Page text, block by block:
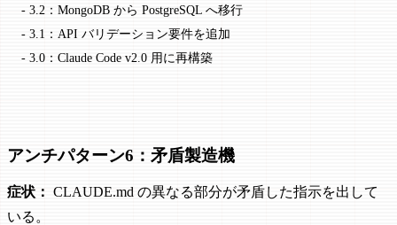
- 3.2：MongoDB から PostgreSQL へ移行
- 3.1：API バリデーション要件を追加
- 3.0：Claude Code v2.0 用に再構築
アンチパターン6：矛盾製造機
症状： CLAUDE.md の異なる部分が矛盾した指示を出して
いる。